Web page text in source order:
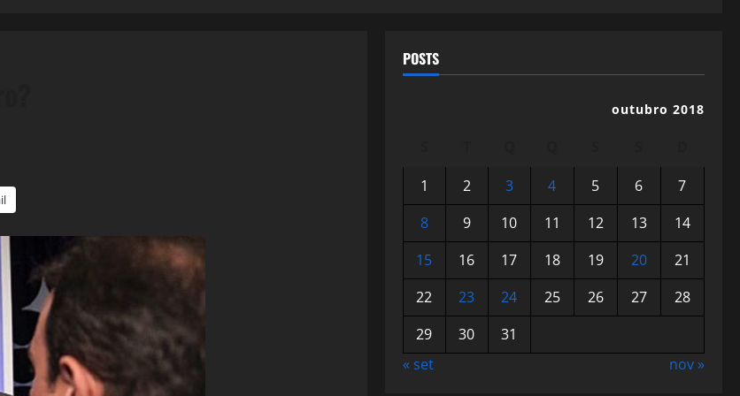
POSTS
outubro 2018
1
2 3 4 5 6
7
8
9 10 11 12 13
14
15
16 17 18 19 20
21
22
23 24 25 26 27
28
29
30
31
« set
nov »